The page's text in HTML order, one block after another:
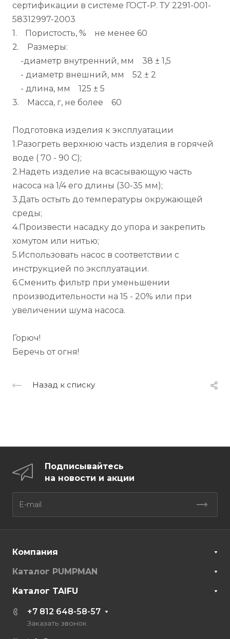
сертификации в системе ГОСТ-Р. ТУ 2291-001-
58312997-2003
1. Пористость, % не менее 60
2. Размеры:
-диаметр внутренний, мм 38 ± 1,5
- диаметр внешний, мм 52 ± 2
- длина, мм 125 ± 5
3. Масса, г, не более 60
Подготовка изделия к эксплуатации
1.Разогреть верхнюю часть изделия в горячей
воде ( 70 - 90 С);
2.Надеть изделие на всасывающую часть
насоса на 1/4 его длины (30-35 мм);
3.Дать остыть до температуры окружающей
среды;
4.Произвести насадку до упора и закрепить
хомутом или нитью;
5.Использовать насос в соответствии с
инструкцией по эксплуатации.
6.Сменить фильтр при уменьшении
производительности на 15 - 20% или при
увеличении шума насоса.
Горюч!
Беречь от огня!
Назад к списку
Подписывайтесь
на новости и акции
Компания
Каталог PUMPMAN
Каталог TAIFU
+7 812 648-58-57
Заказать звонок